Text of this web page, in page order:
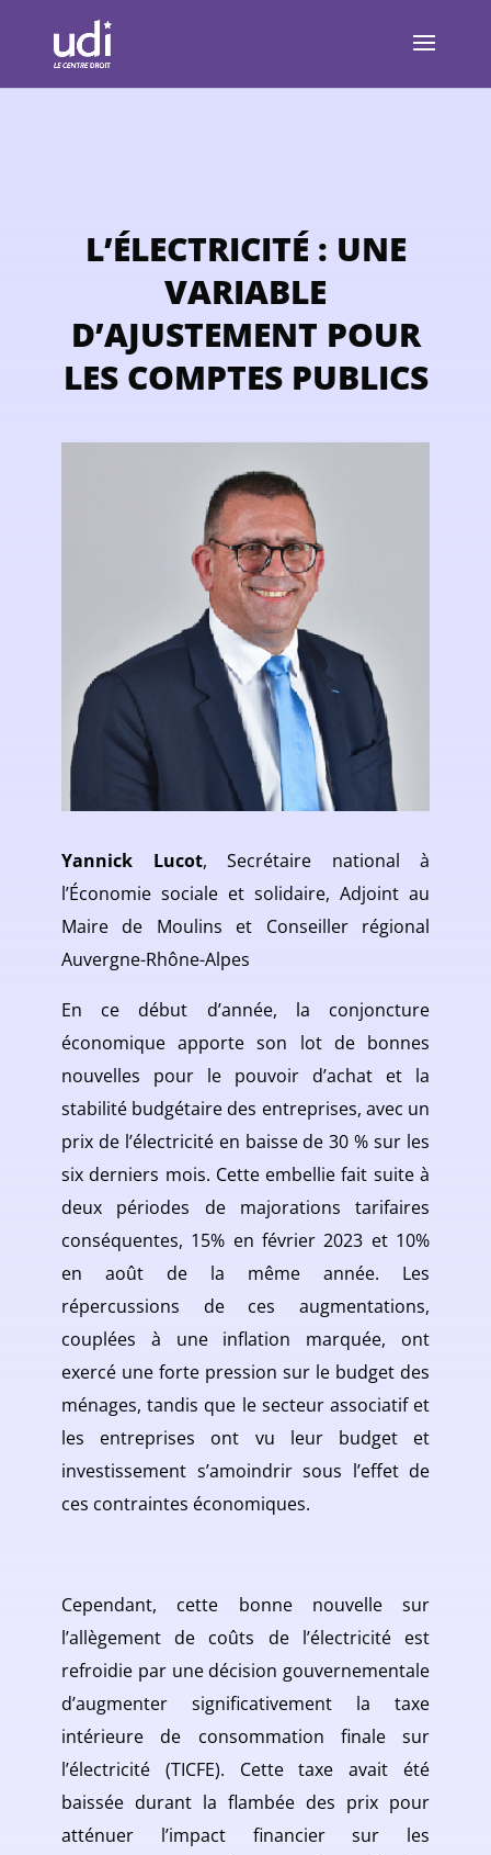
L’ÉLECTRICITÉ : UNE
VARIABLE
D’AJUSTEMENT POUR
LES COMPTES PUBLICS
Yannick Lucot, Secrétaire national à
l’Économie sociale et solidaire, Adjoint au
Maire de Moulins et Conseiller régional
Auvergne-Rhône-Alpes
En ce début d’année, la conjoncture
économique apporte son lot de bonnes
nouvelles pour le pouvoir d’achat et la
stabilité budgétaire des entreprises, avec un
prix de l’électricité en baisse de 30 % sur les
six derniers mois. Cette embellie fait suite à
deux périodes de majorations tarifaires
conséquentes, 15% en février 2023 et 10%
en août de la même année. Les
répercussions de ces augmentations,
couplées à une inflation marquée, ont
exercé une forte pression sur le budget des
ménages, tandis que le secteur associatif et
les entreprises ont vu leur budget et
investissement s’amoindrir sous l’effet de
ces contraintes économiques.
Cependant, cette bonne nouvelle sur
l’allègement de coûts de l’électricité est
refroidie par une décision gouvernementale
d’augmenter significativement la taxe
intérieure de consommation finale sur
l’électricité (TICFE). Cette taxe avait été
baissée durant la flambée des prix pour
atténuer l’impact financier sur les